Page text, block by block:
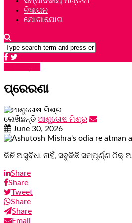
ବିଜ୍ଞାପନ
ଯୋଗାଯୋଗ
ପ୍ରେରଣା
ଲେଖିଛନ୍ତି ଆଶୁତୋଷ ମିଶ୍ର
June 30, 2026
କିଛି ଅସୁବିଧା ନାହିଁ, ସବୁକିଛି ସମ୍ପୂର୍ଣ୍ଣ ଠିକ୍
Share
Share
Tweet
Share
Share
Email